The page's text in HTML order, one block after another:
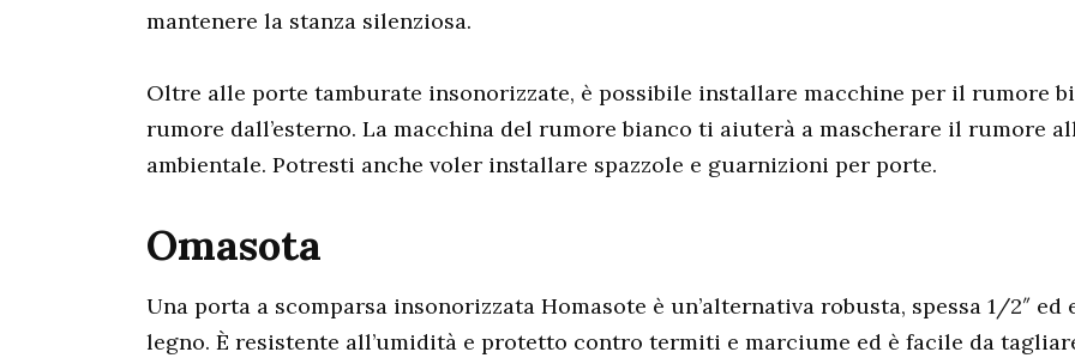
mantenere la stanza silenziosa.
Oltre alle porte tamburate insonorizzate, è possibile installare macchine per il rumore
rumore dall’esterno. La macchina del rumore bianco ti aiuterà a mascherare il rumore
ambientale. Potresti anche voler installare spazzole e guarnizioni per porte.
Omasota
Una porta a scomparsa insonorizzata Homasote è un’alternativa robusta, spessa 1/2″
legno. È resistente all’umidità e protetto contro termiti e marciume ed è facile da